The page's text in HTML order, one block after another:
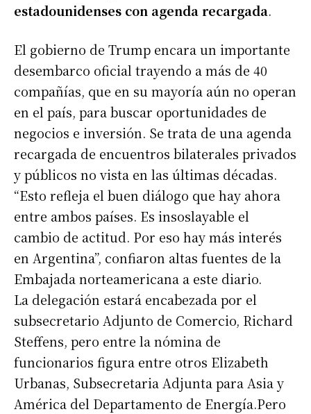
estadounidenses con agenda recargada.
El gobierno de Trump encara un importante
desembarco oficial trayendo a más de 40
compañías, que en su mayoría aún no operan
en el país, para buscar oportunidades de
negocios e inversión. Se trata de una agenda
recargada de encuentros bilaterales privados
y públicos no vista en las últimas décadas.
“Esto refleja el buen diálogo que hay ahora
entre ambos países. Es insoslayable el
cambio de actitud. Por eso hay más interés
en Argentina”, confiaron altas fuentes de la
Embajada norteamericana a este diario.
La delegación estará encabezada por el
subsecretario Adjunto de Comercio, Richard
Steffens, pero entre la nómina de
funcionarios figura entre otros Elizabeth
Urbanas, Subsecretaria Adjunta para Asia y
América del Departamento de Energía.Pero